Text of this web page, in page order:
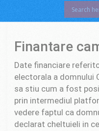
Finantare
Date financiare
electorala a domnului
sa stiu cum a fost
prin intermediul
vedere faptul ca
declarat cheltuieli in